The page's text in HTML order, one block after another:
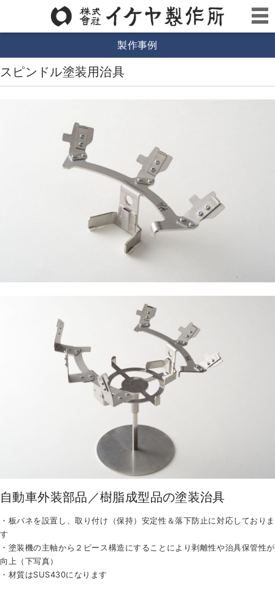
製作事例
スピンドル塗装用治具
自動車外装部品／樹脂成型品の塗装治具
・板バネを設置し、取り付け（保持）安定性＆落下防止に対応しておりま
す
・塗装機の主軸から２ピース構造にすることにより剥離性や治具保管性が
向上（下写真）
・材質はSUS430になります